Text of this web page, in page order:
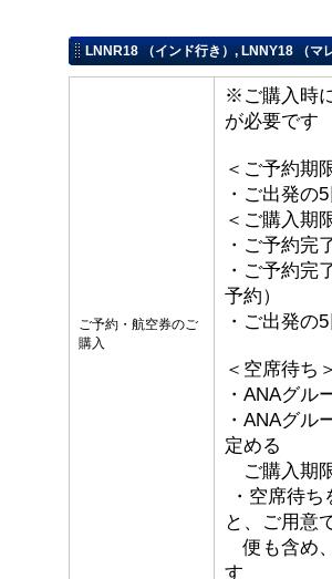
LNNR18 （インド行き）, LNNY18 （マ
ご予約・航空券のご
購入
※ご購入時
が必要です
＜ご予約期
・ご出発の
＜ご購入期
・ご予約完
・ご予約完
予約）
・ご出発の
＜空席待ち
・ANAグル
・ANAグル
定める
ご購入期
・空席待
と、ご用意
便も含め
す